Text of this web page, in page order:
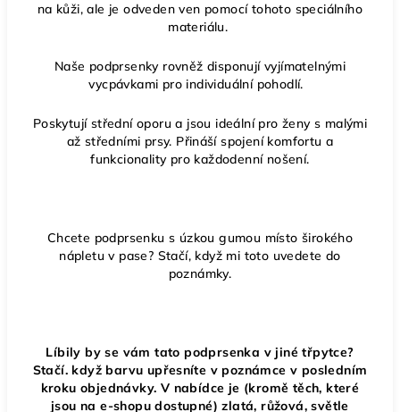
na kůži, ale je odveden ven pomocí tohoto speciálního
materiálu.
Naše podprsenky rovněž disponují vyjímatelnými
vycpávkami pro individuální pohodlí.
Poskytují střední oporu a jsou ideální pro ženy s malými
až středními prsy. Přináší spojení komfortu a
funkcionality pro každodenní nošení.
Chcete podprsenku s úzkou gumou místo širokého
nápletu v pase? Stačí, když mi toto uvedete do
poznámky.
Líbily by se vám tato podprsenka v jiné třpytce?
Stačí. když barvu upřesníte v poznámce v posledním
kroku objednávky. V nabídce je (kromě těch, které
jsou na e-shopu dostupné) zlatá, růžová, světle